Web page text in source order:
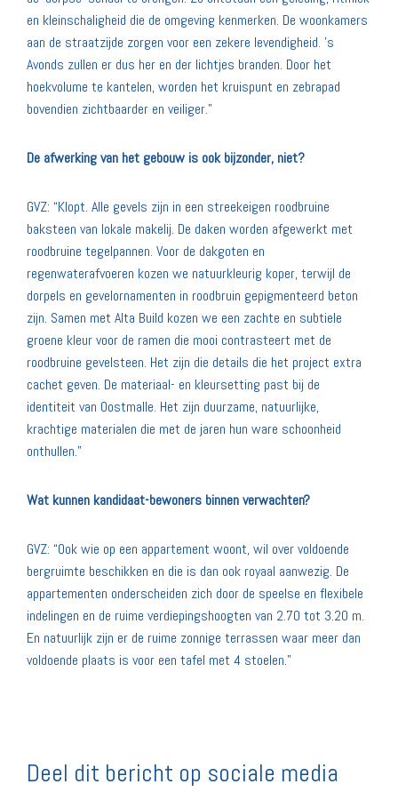
en kleinschaligheid die de omgeving kenmerken. De woonkamers
aan de straatzijde zorgen voor een zekere levendigheid. ’s
Avonds zullen er dus her en der lichtjes branden. Door het
hoekvolume te kantelen, worden het kruispunt en zebrapad
bovendien zichtbaarder en veiliger.”
De afwerking van het gebouw is ook bijzonder, niet?
GVZ: “Klopt. Alle gevels zijn in een streekeigen roodbruine
baksteen van lokale makelij. De daken worden afgewerkt met
roodbruine tegelpannen. Voor de dakgoten en
regenwaterafvoeren kozen we natuurkleurig koper, terwijl de
dorpels en gevelornamenten in roodbruin gepigmenteerd beton
zijn. Samen met Alta Build kozen we een zachte en subtiele
groene kleur voor de ramen die mooi contrasteert met de
roodbruine gevelsteen. Het zijn die details die het project extra
cachet geven. De materiaal- en kleursetting past bij de
identiteit van Oostmalle. Het zijn duurzame, natuurlijke,
krachtige materialen die met de jaren hun ware schoonheid
onthullen.”
Wat kunnen kandidaat-bewoners binnen verwachten?
GVZ: “Ook wie op een appartement woont, wil over voldoende
bergruimte beschikken en die is dan ook royaal aanwezig. De
appartementen onderscheiden zich door de speelse en flexibele
indelingen en de ruime verdiepingshoogten van 2.70 tot 3.20 m.
En natuurlijk zijn er de ruime zonnige terrassen waar meer dan
voldoende plaats is voor een tafel met 4 stoelen.”
Deel dit bericht op sociale media